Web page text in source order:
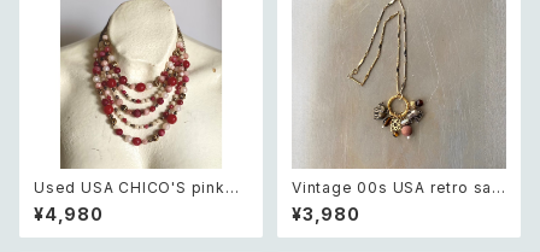
Used USA CHICO'S pink×
white beads necklace レト
ロ アメリカ ユーズド アクセサリ
ー チコス ピンク×ホワイト ビー
¥4,980
Vintage 00s USA retro saf
ari design elephant swing
charm necklace レトロ アメ
リカ ヴィンテージ アクセサリー
¥3,980